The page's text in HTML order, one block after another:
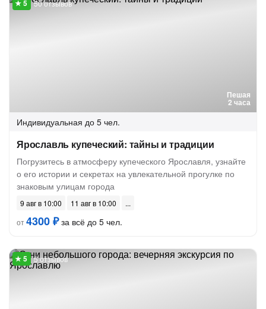
Пешая
2 часа
50 отзывов
Индивидуальная до 5 чел.
Ярославль купеческий: тайны и традиции
Погрузитесь в атмосферу купеческого Ярославля, узнайте
о его истории и секретах на увлекательной прогулке по
знаковым улицам города
9 авг в 10:00
11 авг в 10:00
от4300 ₽за всё до 5 чел.
5 отзывов